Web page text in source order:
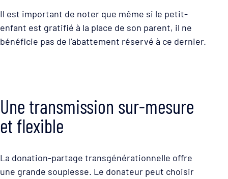
Il est important de noter que même si le petit-
enfant est gratifié à la place de son parent, il ne
bénéficie pas de l’abattement réservé à ce dernier.
Une transmission sur-mesure
et flexible
La donation-partage transgénérationnelle offre
une grande souplesse. Le donateur peut choisir